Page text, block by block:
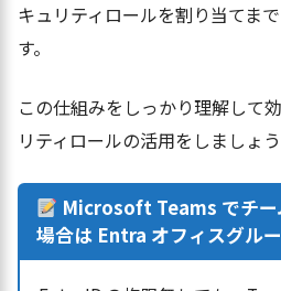
キュリティロールを割り当てま
す。
この仕組みをしっかり理解して
リティロールの活用をしましょう
Microsoft Teams でチー
場合は Entra オフィスグル